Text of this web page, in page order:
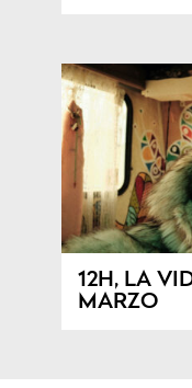
12H, LA
MARZO